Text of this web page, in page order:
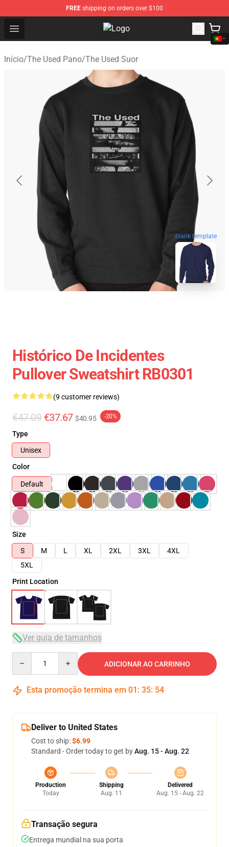
FREE shipping on orders over $100
Open menu The Used Store - Official The
Início/The Used Pano/The Used Suor
blank template
Histórico De Incidentes
Pullover Sweatshirt RB0301
(9 customer reviews)
€47.09 €37.67 $40.95 -20%
Type
Unisex
Color
Default
Size
S
M L XL 2XL 3XL
4XL
5XL
Print Location
Ver guia de tamanhos
ADICIONAR AO CARRINHO
Esta promoção termina em 01 : 35: 54
Deliver to United States
Cost to ship:$6.99
Standard - Order today to get byAug. 15 - Aug. 22
Production
Today
Shipping
Aug. 11
Delivered
Aug. 15 - Aug. 22
Transação segura
Entrega mundial na sua porta